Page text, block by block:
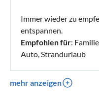
Immer wieder zu
entspannen.
Empfohlen für:
Auto, Strandurlaub
mehr anzeigen